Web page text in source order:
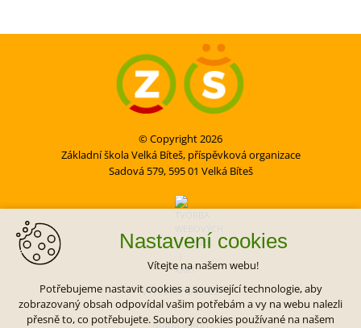
© Copyright 2026
Základní škola Velká Bíteš, příspěvková organizace
Sadová 579, 595 01 Velká Bíteš
VYTVOŘIL XART.CZ
Mapa webu
Nastavení cookies
Vítejte na našem webu!
Potřebujeme nastavit cookies a související technologie, aby
zobrazovaný obsah odpovídal vašim potřebám a vy na webu nalezli
přesně to, co potřebujete. Soubory cookies používané na našem